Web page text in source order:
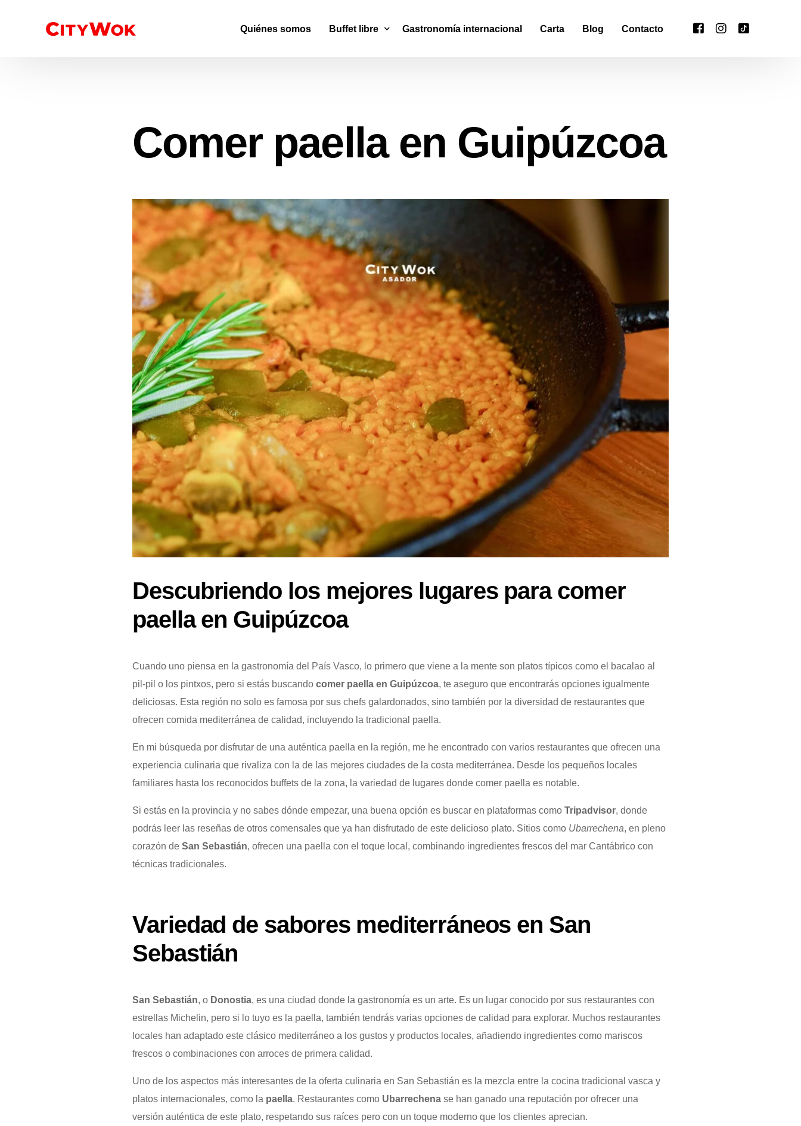
Quiénes somos Buffet libre
Parrilla Argentina
Gastronomía internacional Carta Blog Contacto
Comer paella en Guipúzcoa
Descubriendo los mejores lugares para comer
paella en Guipúzcoa
Cuando uno piensa en la gastronomía del País Vasco, lo primero que viene a la mente son platos típicos como el bacalao al
pil-pil o los pintxos, pero si estás buscando comer paella en Guipúzcoa, te aseguro que encontrarás opciones igualmente
deliciosas. Esta región no solo es famosa por sus chefs galardonados, sino también por la diversidad de restaurantes que
ofrecen comida mediterránea de calidad, incluyendo la tradicional paella.
En mi búsqueda por disfrutar de una auténtica paella en la región, me he encontrado con varios restaurantes que ofrecen una
experiencia culinaria que rivaliza con la de las mejores ciudades de la costa mediterránea. Desde los pequeños locales
familiares hasta los reconocidos buffets de la zona, la variedad de lugares donde comer paella es notable.
Si estás en la provincia y no sabes dónde empezar, una buena opción es buscar en plataformas como Tripadvisor, donde
podrás leer las reseñas de otros comensales que ya han disfrutado de este delicioso plato. Sitios como Ubarrechena, en pleno
corazón de San Sebastián, ofrecen una paella con el toque local, combinando ingredientes frescos del mar Cantábrico con
técnicas tradicionales.
Variedad de sabores mediterráneos en San
Sebastián
San Sebastián, o Donostia, es una ciudad donde la gastronomía es un arte. Es un lugar conocido por sus restaurantes con
estrellas Michelin, pero si lo tuyo es la paella, también tendrás varias opciones de calidad para explorar. Muchos restaurantes
locales han adaptado este clásico mediterráneo a los gustos y productos locales, añadiendo ingredientes como mariscos
frescos o combinaciones con arroces de primera calidad.
Uno de los aspectos más interesantes de la oferta culinaria en San Sebastián es la mezcla entre la cocina tradicional vasca y
platos internacionales, como la paella. Restaurantes como Ubarrechena se han ganado una reputación por ofrecer una
versión auténtica de este plato, respetando sus raíces pero con un toque moderno que los clientes aprecian.